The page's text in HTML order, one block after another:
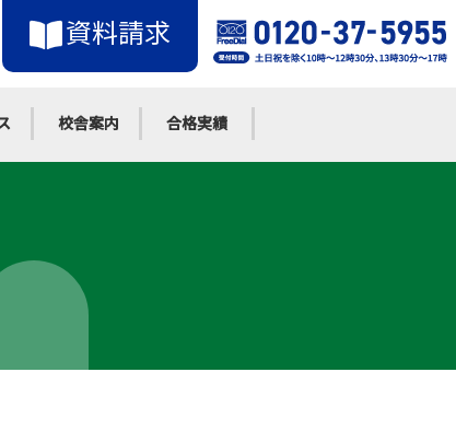
資料請求
校舎案内 合格実績